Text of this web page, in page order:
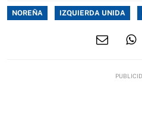
NOREÑA IZQUIERDA UNIDA